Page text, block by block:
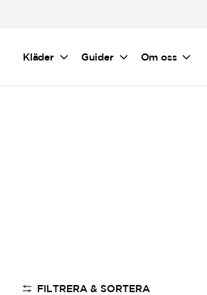
Kläder Guider Om oss
FILTRERA & SORTERA